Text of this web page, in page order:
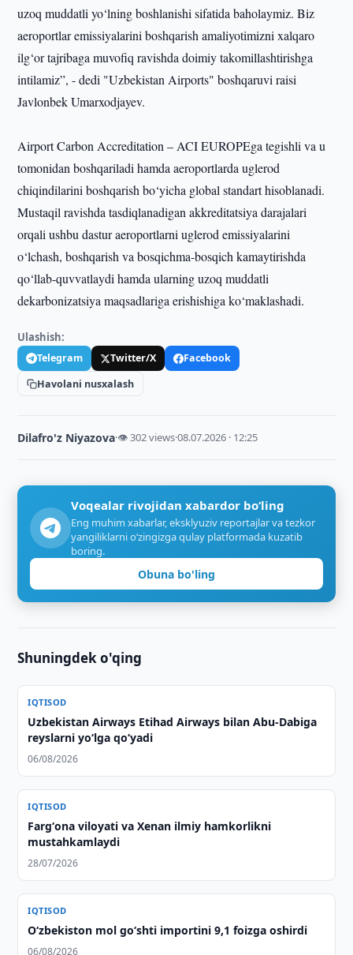
uzoq muddatli yo‘lning boshlanishi sifatida baholaymiz. Biz
aeroportlar emissiyalarini boshqarish amaliyotimizni xalqaro
ilg‘or tajribaga muvofiq ravishda doimiy takomillashtirishga
intilamiz”, - dedi "Uzbekistan Airports" boshqaruvi raisi
Javlonbek Umarxodjayev.
Airport Carbon Accreditation – ACI EUROPEga tegishli va u
tomonidan boshqariladi hamda aeroportlarda uglerod
chiqindilarini boshqarish bo‘yicha global standart hisoblanadi.
Mustaqil ravishda tasdiqlanadigan akkreditatsiya darajalari
orqali ushbu dastur aeroportlarni uglerod emissiyalarini
o‘lchash, boshqarish va bosqichma-bosqich kamaytirishda
qo‘llab-quvvatlaydi hamda ularning uzoq muddatli
dekarbonizatsiya maqsadlariga erishishiga ko‘maklashadi.
Ulashish:
Telegram Twitter/X
Facebook
Havolani nusxalash
Dilafro'z Niyazova·👁 302 views·08.07.2026 · 12:25
Voqealar rivojidan xabardor bo‘ling
Eng muhim xabarlar, eksklyuziv reportajlar va tezkor
yangiliklarni o‘zingizga qulay platformada kuzatib
boring.
Obuna bo'ling
Shuningdek o'qing
IQTISOD
Uzbekistan Airways Etihad Airways bilan Abu-Dabiga
reyslarni yo‘lga qo‘yadi
06/08/2026
IQTISOD
Fargʻona viloyati va Xenan ilmiy hamkorlikni
mustahkamlaydi
28/07/2026
IQTISOD
O‘zbekiston mol go‘shti importini 9,1 foizga oshirdi
06/08/2026